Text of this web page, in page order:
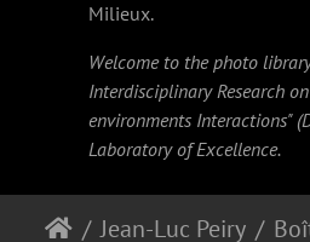
Milieux.
Welcome to the photo
Interdisciplinary Research
environments Interactions" (
Laboratory of Excellence.
Jean-Luc Peiry